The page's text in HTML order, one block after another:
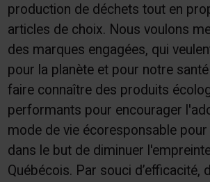
production de déchets tout en
articles de choix. Nous voulons
des marques engagées, qui
pour la planète et pour notre
faire connaître des produits
performants pour encourager
mode de vie écoresponsable
dans le but de diminuer
Québécois. Par souci d’efficacité,